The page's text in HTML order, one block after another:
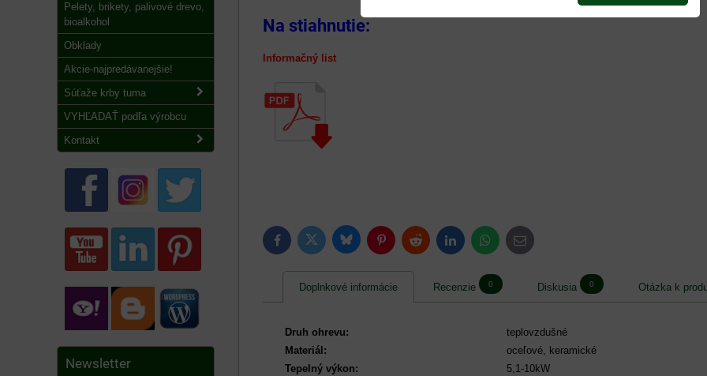
Na stiahnutie:
Informačný list
FacebookTwitter BlueskyPinterestReddit LinkedInWhatsApp
E-
mail
Doplnkové informácie Recenzie 0 Diskusia 0 Otázka k
Druh ohrevu:
teplovzdušné
Materiál:
oceľové, keramické
Tepelný výkon:
5,1-10kW
Pelety, brikety, palivové drevo,
bioalkohol
Obklady
Akcie-najpredávanejšie!
Súťaže krby tuma
VYHĽADAŤ podľa výrobcu
Kontakt
Newsletter